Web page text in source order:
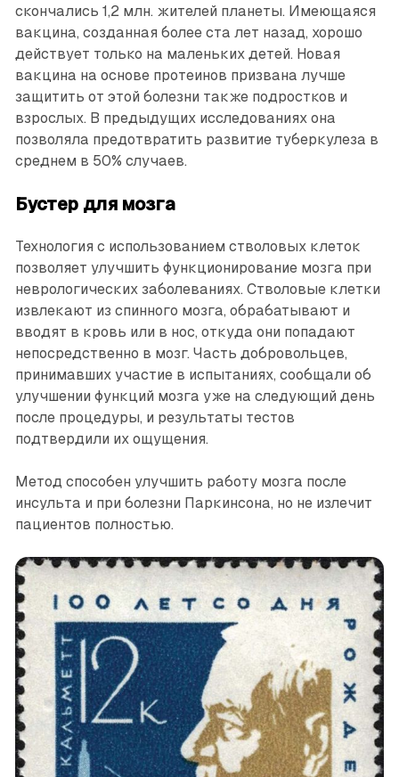
скончались 1,2 млн. жителей планеты. Имеющаяся
вакцина, созданная более ста лет назад, хорошо
действует только на маленьких детей. Новая
вакцина на основе протеинов призвана лучше
защитить от этой болезни также подростков и
взрослых. В предыдущих исследованиях она
позволяла предотвратить развитие туберкулеза в
среднем в 50% случаев.
Бустер для мозга
Технология с использованием стволовых клеток
позволяет улучшить функционирование мозга при
неврологических заболеваниях. Стволовые клетки
извлекают из спинного мозга, обрабатывают и
вводят в кровь или в нос, откуда они попадают
непосредственно в мозг. Часть добровольцев,
принимавших участие в испытаниях, сообщали об
улучшении функций мозга уже на следующий день
после процедуры, и результаты тестов
подтвердили их ощущения.
Метод способен улучшить работу мозга после
инсульта и при болезни Паркинсона, но не излечит
пациентов полностью.